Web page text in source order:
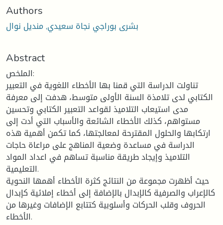
Authors
بشرى بوراجي نجاة سعيدي, منديل نوال
Abstract
الملخص:
تناولت الدراسة التي قمنا بها الأخطاء اللغوية في التعبير
الكتابي لدى تلامذة السنة الأولى متوسط، هدفت إلى معرفة
مدى استيعاب التلاميذ لقواعد التعبير الكتابي وتحسين
مستواهم، كذلك الأخطاء الشائعة والأسباب التي أدت إلى
ارتكابها والحلول المقترحة لمعالجتها، كما تكمن أهمية هذه
الدراسة في مساعدة وضعية المناهج على مراعاة حاجات
التلاميذ وإيجاد طريقة مناسبة تساهم في اعداد المواد
التعليمية.
حيث أظهرت مجموعة من النتائج كثرة الأخطاء أهمها النحوية
كالإعراب والصرفية كالإبدال بالإضافة إلى أخطاء إملائية كإبدال
الحروف وقلب الحركات وأسلوبية كتتابع الإضافات وغيرها من
الأخطاء.